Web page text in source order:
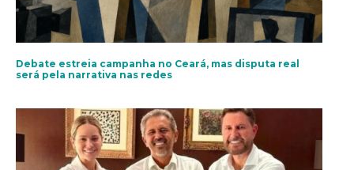
Debate estreia campanha no Ceará, mas disputa real
será pela narrativa nas redes